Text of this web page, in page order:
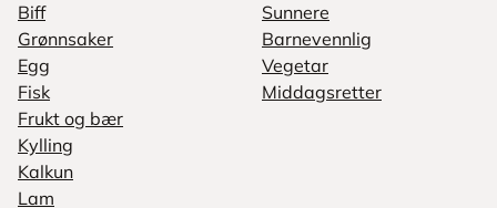
Biff
Grønnsaker
Egg
Fisk
Frukt og bær
Kylling
Kalkun
Lam
Sunnere
Barnevennlig
Vegetar
Middagsretter